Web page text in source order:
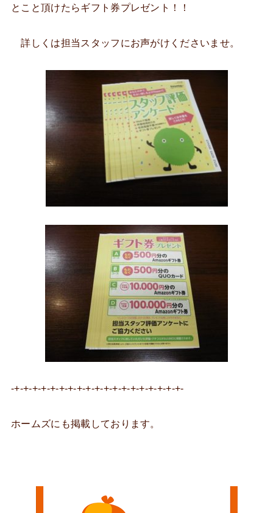
とこと頂けたらギフト券プレゼント！！
詳しくは担当スタッフにお声がけくださいませ。
-+-+-+-+-+-+-+-+-+-+-+-+-+-+-+-+-+-+-+-
ホームズにも掲載しております。